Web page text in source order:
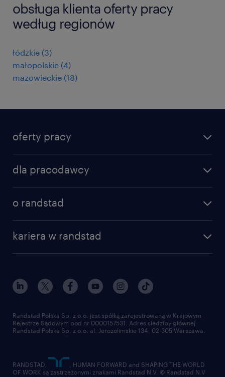
obsługa klienta oferty pracy
według regionów
łódzkie (3)
małopolskie (4)
mazowieckie (18)
oferty pracy
specjalizacje
praca w amazon
dla pracodawcy
o randstad
dla mediów
dla dostawców
kariera w randstad
nasz świat
pracuj w randstad
złóż CV
Randstad Polska Sp. z o.o. jest spółką zarejestrowaną w Krajowym
Rejestrze Sądowym pod nr 0000157531. Adres siedziby głównej
Randstad Polska Sp. z o.o. al. Jerozolimskie 134, 02-305 Warszawa.
RANDSTAD,
, HUMAN FORWARD and SHAPING THE WORLD
OF WORK są zastrzeżonymi znakami Randstad N.V. © Randstad N.V